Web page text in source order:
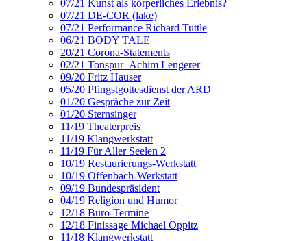
07/21 Kunst als körperliches Erlebnis?
07/21 DE-COR (lake)
07/21 Performance Richard Tuttle
06/21 BODY TALE
20/21 Corona-Statements
02/21 Tonspur_Achim Lengerer
09/20 Fritz Hauser
05/20 Pfingstgottesdienst der ARD
01/20 Gespräche zur Zeit
01/20 Sternsinger
11/19 Theaterpreis
11/19 Klangwerkstatt
11/19 Für Aller Seelen 2
10/19 Restaurierungs-Werkstatt
10/19 Offenbach-Werkstatt
09/19 Bundespräsident
04/19 Religion und Humor
12/18 Büro-Termine
12/18 Finissage Michael Oppitz
11/18 Klangwerkstatt